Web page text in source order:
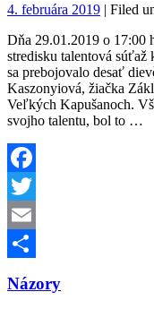
4. februára 2019 | Filed
Dňa 29.01.2019 o 17:00
stredisku talentová
sa prebojovalo desať
Kaszonyiová, žiačka
Veľkých Kapušanoch.
svojho talentu, bol to …
Facebook
Twitter
Email
Názory